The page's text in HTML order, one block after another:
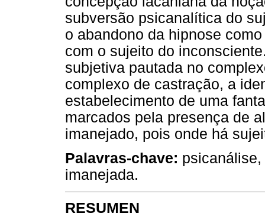
subversão psicanalítica do
o abandono da hipnose
com o sujeito do
subjetiva pautada no
complexo de castração, a
estabelecimento de uma
marcados pela presença de
imanejado, pois onde há
Palavras-chave:
imanejada.
RESUMEN